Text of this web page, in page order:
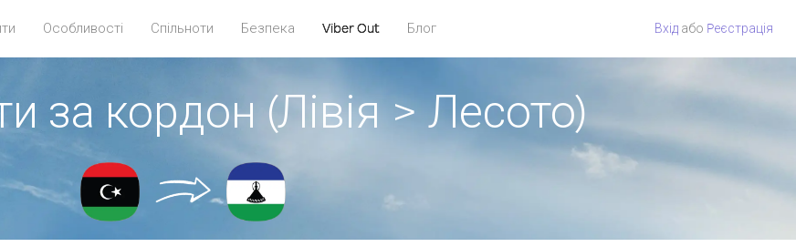
Особливості Спільноти Безпека Viber Out Блог Вхід або Pеєстрація
за кордон (Лівія > Лесото)